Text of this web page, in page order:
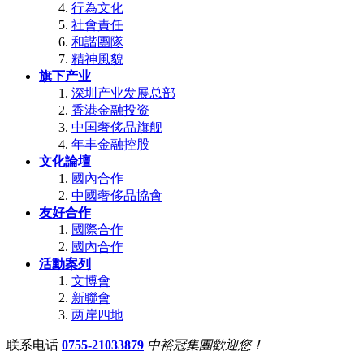
行為文化
社會責任
和諧團隊
精神風貌
旗下产业
深圳产业发展总部
香港金融投资
中国奢侈品旗舰
年丰金融控股
文化論壇
國內合作
中國奢侈品協會
友好合作
國際合作
國內合作
活動案列
文博會
新聯會
两岸四地
联系电话 0755-21033879 中裕冠集團歡迎您！